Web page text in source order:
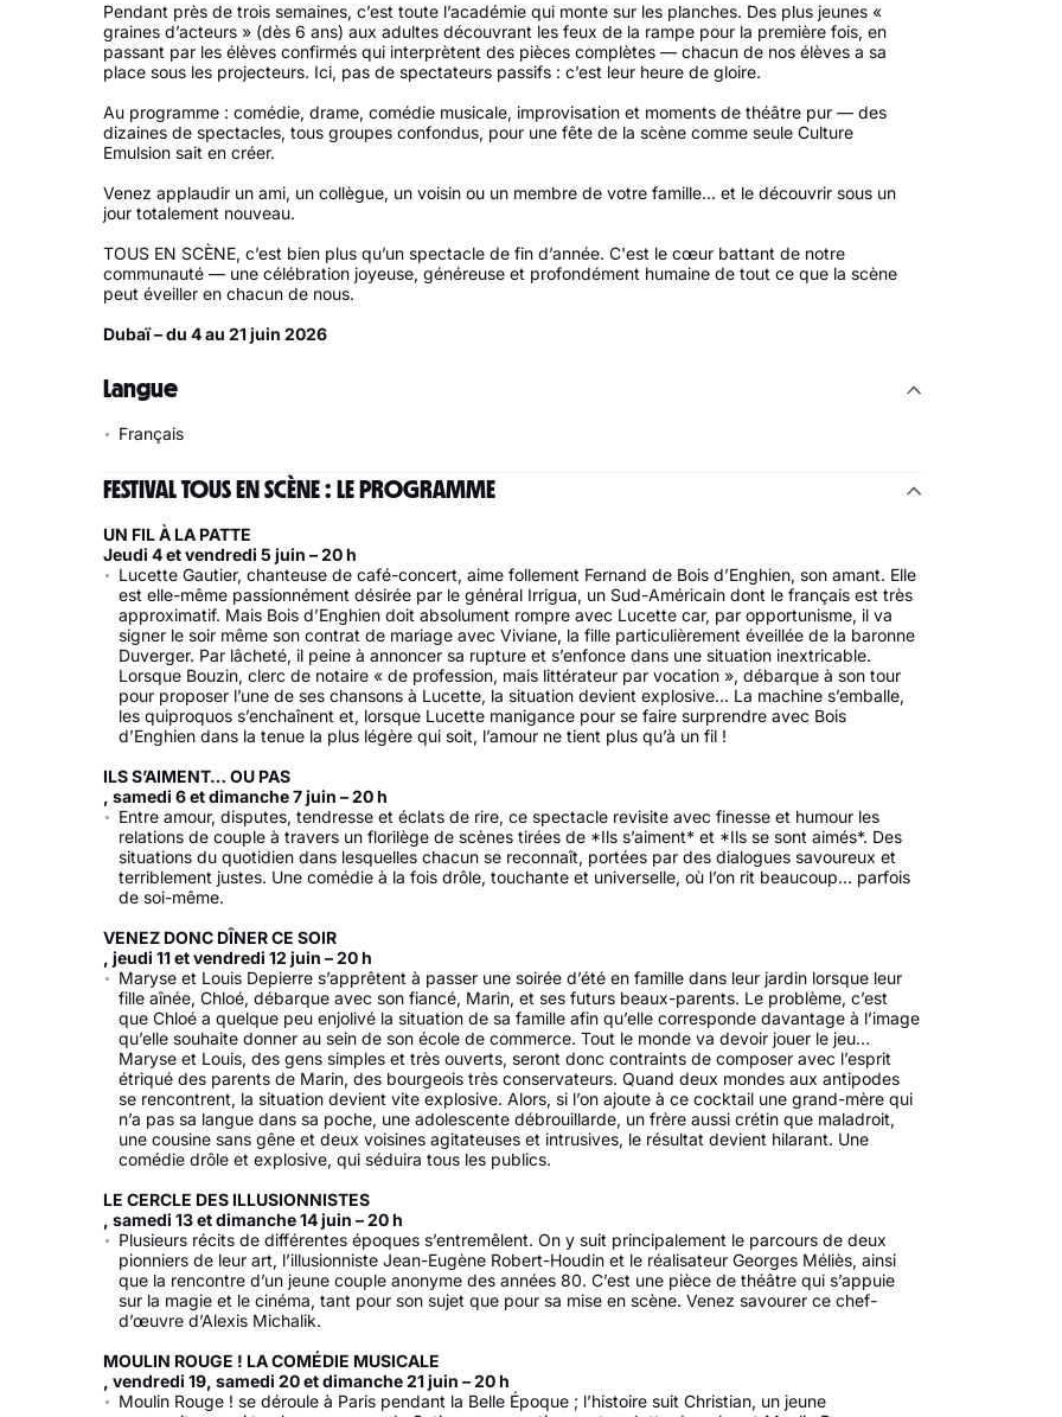
Pendant près de trois semaines, c’est toute l’académie qui monte sur les planches. Des plus jeunes «
graines d’acteurs » (dès 6 ans) aux adultes découvrant les feux de la rampe pour la première fois, en
passant par les élèves confirmés qui interprètent des pièces complètes — chacun de nos élèves a sa
place sous les projecteurs. Ici, pas de spectateurs passifs : c’est leur heure de gloire.
Au programme : comédie, drame, comédie musicale, improvisation et moments de théâtre pur — des
dizaines de spectacles, tous groupes confondus, pour une fête de la scène comme seule Culture
Emulsion sait en créer.
Venez applaudir un ami, un collègue, un voisin ou un membre de votre famille… et le découvrir sous un
jour totalement nouveau.
TOUS EN SCÈNE, c’est bien plus qu’un spectacle de fin d’année. C'est le cœur battant de notre
communauté — une célébration joyeuse, généreuse et profondément humaine de tout ce que la scène
peut éveiller en chacun de nous.
Dubaï – du 4 au 21 juin 2026
Langue
Français
FESTIVAL TOUS EN SCÈNE : LE PROGRAMME
UN FIL À LA PATTE
Jeudi 4 et vendredi 5 juin – 20 h
Lucette Gautier, chanteuse de café-concert, aime follement Fernand de Bois d’Enghien, son amant. Elle
est elle-même passionnément désirée par le général Irrigua, un Sud-Américain dont le français est très
approximatif. Mais Bois d’Enghien doit absolument rompre avec Lucette car, par opportunisme, il va
signer le soir même son contrat de mariage avec Viviane, la fille particulièrement éveillée de la baronne
Duverger. Par lâcheté, il peine à annoncer sa rupture et s’enfonce dans une situation inextricable.
Lorsque Bouzin, clerc de notaire « de profession, mais littérateur par vocation », débarque à son tour
pour proposer l’une de ses chansons à Lucette, la situation devient explosive… La machine s’emballe,
les quiproquos s’enchaînent et, lorsque Lucette manigance pour se faire surprendre avec Bois
d’Enghien dans la tenue la plus légère qui soit, l’amour ne tient plus qu’à un fil !
ILS S’AIMENT… OU PAS
, samedi 6 et dimanche 7 juin – 20 h
Entre amour, disputes, tendresse et éclats de rire, ce spectacle revisite avec finesse et humour les
relations de couple à travers un florilège de scènes tirées de *Ils s’aiment* et *Ils se sont aimés*. Des
situations du quotidien dans lesquelles chacun se reconnaît, portées par des dialogues savoureux et
terriblement justes. Une comédie à la fois drôle, touchante et universelle, où l’on rit beaucoup… parfois
de soi-même.
VENEZ DONC DÎNER CE SOIR
, jeudi 11 et vendredi 12 juin – 20 h
Maryse et Louis Depierre s’apprêtent à passer une soirée d’été en famille dans leur jardin lorsque leur
fille aînée, Chloé, débarque avec son fiancé, Marin, et ses futurs beaux-parents. Le problème, c’est
que Chloé a quelque peu enjolivé la situation de sa famille afin qu’elle corresponde davantage à l’image
qu’elle souhaite donner au sein de son école de commerce. Tout le monde va devoir jouer le jeu…
Maryse et Louis, des gens simples et très ouverts, seront donc contraints de composer avec l’esprit
étriqué des parents de Marin, des bourgeois très conservateurs. Quand deux mondes aux antipodes
se rencontrent, la situation devient vite explosive. Alors, si l’on ajoute à ce cocktail une grand-mère qui
n’a pas sa langue dans sa poche, une adolescente débrouillarde, un frère aussi crétin que maladroit,
une cousine sans gêne et deux voisines agitateuses et intrusives, le résultat devient hilarant. Une
comédie drôle et explosive, qui séduira tous les publics.
LE CERCLE DES ILLUSIONNISTES
, samedi 13 et dimanche 14 juin – 20 h
Plusieurs récits de différentes époques s’entremêlent. On y suit principalement le parcours de deux
pionniers de leur art, l’illusionniste Jean-Eugène Robert-Houdin et le réalisateur Georges Méliès, ainsi
que la rencontre d’un jeune couple anonyme des années 80. C’est une pièce de théâtre qui s’appuie
sur la magie et le cinéma, tant pour son sujet que pour sa mise en scène. Venez savourer ce chef-
d’œuvre d’Alexis Michalik.
MOULIN ROUGE ! LA COMÉDIE MUSICALE
, vendredi 19, samedi 20 et dimanche 21 juin – 20 h
Moulin Rouge ! se déroule à Paris pendant la Belle Époque ; l’histoire suit Christian, un jeune